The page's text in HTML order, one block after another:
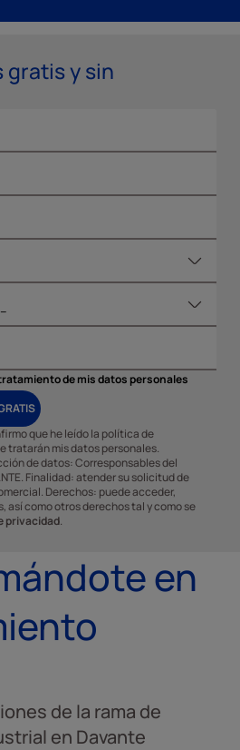
gratis y sin
de mis datos personales
que he leído la política de
tratarán mis datos personales.
de datos: Corresponsables del
Finalidad: atender su solicitud de
Derechos: puede acceder,
así como otros derechos tal y como se
privacidad.
en
de la rama de
en Davante